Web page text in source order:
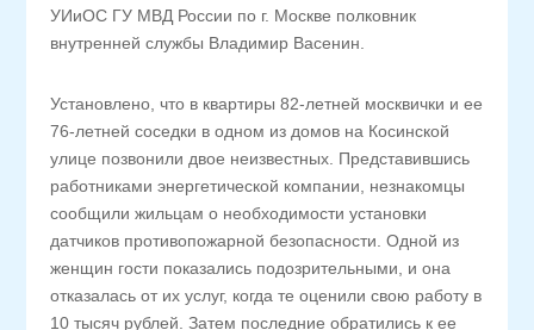
УИиОС ГУ МВД России по г. Москве полковник
внутренней службы Владимир Васенин.
Установлено, что в квартиры 82-летней москвички и ее
76-летней соседки в одном из домов на Косинской
улице позвонили двое неизвестных. Представившись
работниками энергетической компании, незнакомцы
сообщили жильцам о необходимости установки
датчиков противопожарной безопасности. Одной из
женщин гости показались подозрительными, и она
отказалась от их услуг, когда те оценили свою работу в
10 тысяч рублей. Затем последние обратились к ее